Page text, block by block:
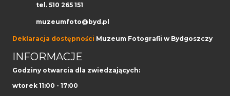
tel. 510 265 151
muzeumfoto@byd.pl
Deklaracja dostępności Muzeum Fotografii w Bydgoszczy
INFORMACJE
Godziny otwarcia dla zwiedzających:
wtorek 11:00 - 17:00